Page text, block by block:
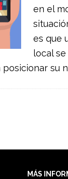
en el
es que
local
su
MÁS